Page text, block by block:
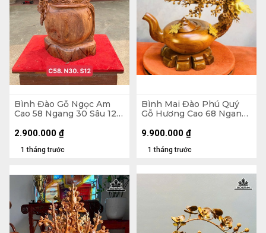
Bình Đào Gỗ Ngọc Am
Cao 58 Ngang 30 Sâu 12
1 tháng trước
2.900.000 ₫
Bình Mai Đào Phú Quý
Gỗ Hương Cao 68 Ngang
1 tháng trước
9.900.000 ₫